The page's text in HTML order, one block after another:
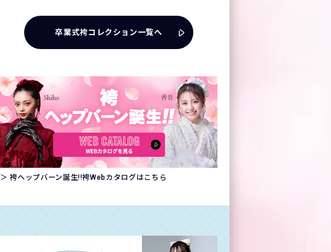
卒業式袴コレクション一覧へ
＞ 袴ヘップバーン誕生!!袴Webカタログはこちら